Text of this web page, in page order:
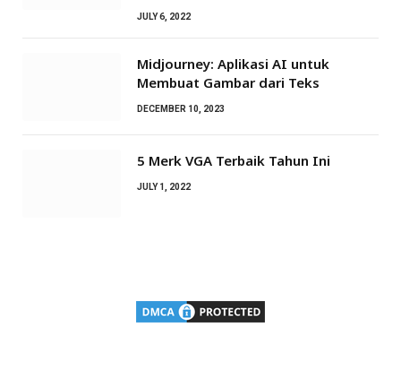
JULY 6, 2022
Midjourney: Aplikasi AI untuk
Membuat Gambar dari Teks
DECEMBER 10, 2023
5 Merk VGA Terbaik Tahun Ini
JULY 1, 2022